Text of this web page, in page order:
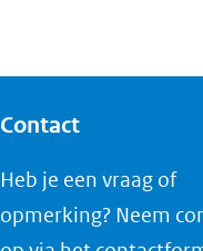
Contact
Heb je een vraag of
opmerking? Neem